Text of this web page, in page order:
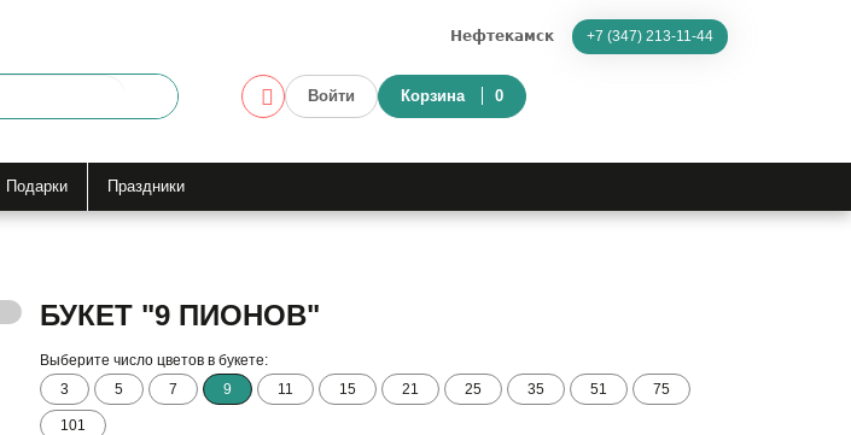
Нефтекамск +7 (347) 213-11-44
Войти Корзина 0
Подарки Праздники
БУКЕТ "9 ПИОНОВ"
Выберите число цветов в букете:
3
5 7 9 11 15 21 25 35 51 75
101